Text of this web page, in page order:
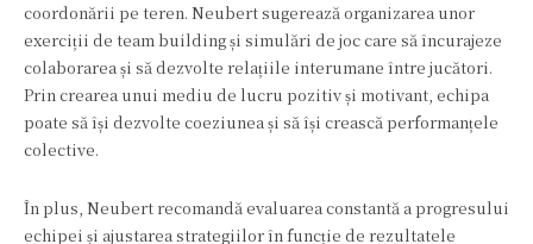
coordonării pe teren. Neubert sugerează organizarea unor
exerciții de team building și simulări de joc care să încurajeze
colaborarea și să dezvolte relațiile interumane între jucători.
Prin crearea unui mediu de lucru pozitiv și motivant, echipa
poate să își dezvolte coeziunea și să își crească performanțele
colective.
În plus, Neubert recomandă evaluarea constantă a progresului
echipei și ajustarea strategiilor în funcție de rezultatele